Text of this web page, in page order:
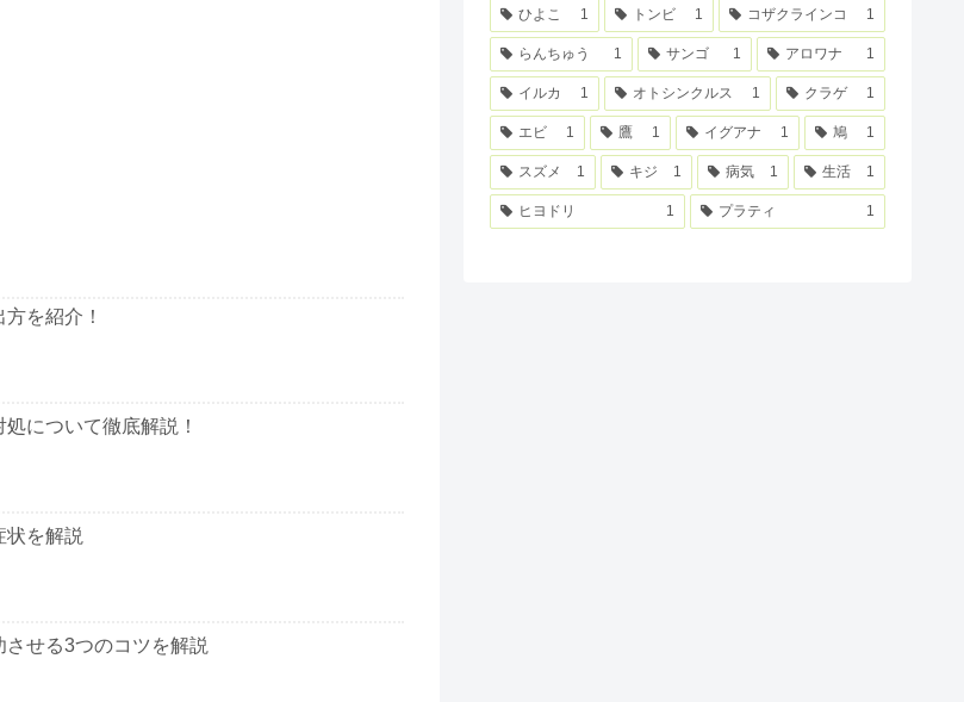
を紹介！
について徹底解説！
状を解説
せる3つのコツを解説
ひよこ 1 トンビ 1 コザクラインコ 1
らんちゅう 1 サンゴ 1 アロワナ 1
イルカ 1 オトシンクルス 1 クラゲ 1
エビ 1 鷹 1 イグアナ 1 鳩 1
スズメ 1 キジ 1 病気 1 生活 1
ヒヨドリ 1 プラティ 1